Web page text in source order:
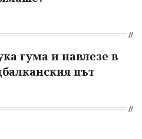
гума и навлезе в
път